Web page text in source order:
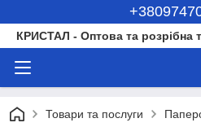
КРИСТАЛ - Оптова та розрібна
Товари та послуги